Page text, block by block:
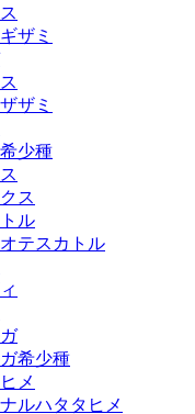
ザミ
ザミ
少種
ス
ル
テスカトル
希少種
メ
ルハタタヒメ